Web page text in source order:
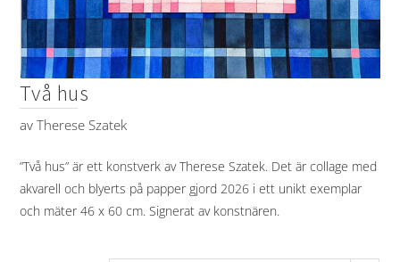
Två hus
avTherese Szatek
”Två hus” är ett konstverk av Therese Szatek. Det är collage med
akvarell och blyerts på papper gjord 2026 i ett unikt exemplar
och mäter 46 x 60 cm. Signerat av konstnären.